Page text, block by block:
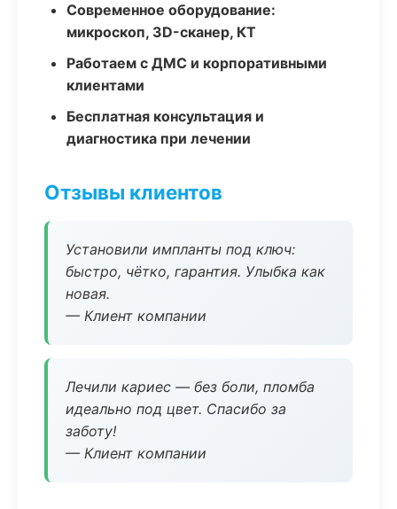
Современное оборудование:
микроскоп, 3D-сканер, КТ
Работаем с ДМС и корпоративными
клиентами
Бесплатная консультация и
диагностика при лечении
Отзывы клиентов
Установили импланты под ключ:
быстро, чётко, гарантия. Улыбка как
новая.
— Клиент компании
Лечили кариес — без боли, пломба
идеально под цвет. Спасибо за
заботу!
— Клиент компании